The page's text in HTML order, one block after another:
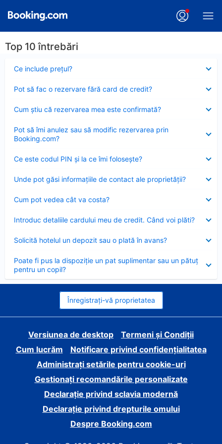
Top 10 întrebări
Ce include preţul?
închis
Pot să fac o rezervare fără card de credit?
închis
Cum ştiu că rezervarea mea este confirmată?
închis
Pot să îmi anulez sau să modific rezervarea prin
Booking.com?
închis
Ce este codul PIN şi la ce îmi foloseşte?
închis
Unde pot găsi informațiile de contact ale proprietății?
închis
Cum pot vedea cât va costa?
închis
Introduc detaliile cardului meu de credit. Când voi plăti?
închis
Solicită hotelul un depozit sau o plată în avans?
închis
Poate fi pus la dispoziție un pat suplimentar sau un pătuț
pentru un copil?
închis
Înregistrați-vă proprietatea
Versiunea de desktop
Termeni și Condiții
Cum lucrăm
Notificare privind confidențialitatea
Administrați setările pentru cookie-uri
Gestionați recomandările personalizate
Declarație privind sclavia modernă
Declarație privind drepturile omului
Despre Booking.com